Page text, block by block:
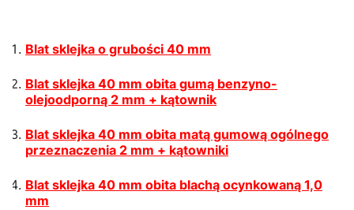
Blat sklejka o grubości 40 mm
Blat sklejka 40 mm obita gumą benzyno-
olejoodporną 2 mm + kątownik
Blat sklejka 40 mm obita matą gumową ogólnego
przeznaczenia 2 mm + kątowniki
Blat sklejka 40 mm obita blachą ocynkowaną 1,0
mm